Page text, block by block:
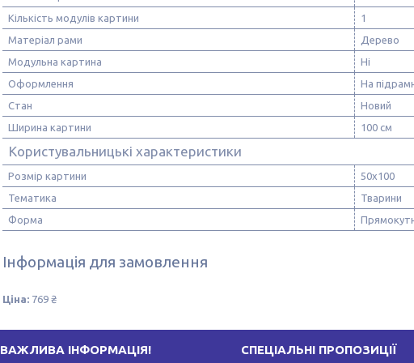
Кількість модулів картини
1
Матеріал рами
Дерево
Модульна картина
Ні
Оформлення
На
Стан
Новий
Ширина картини
100 см
Користувальницькі характеристики
Розмір картини
50х100
Тематика
Тварини
Форма
Інформація для замовлення
Ціна: 769 ₴
ВАЖЛИВА ІНФОРМАЦІЯ! СПЕЦІАЛЬНІ ПРОПОЗИЦІЇ